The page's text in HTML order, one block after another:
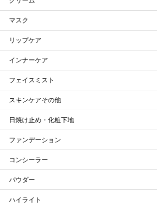
マスク
リップケア
インナーケア
フェイスミスト
スキンケアその他
日焼け止め・化粧下地
ファンデーション
コンシーラー
パウダー
ハイライト